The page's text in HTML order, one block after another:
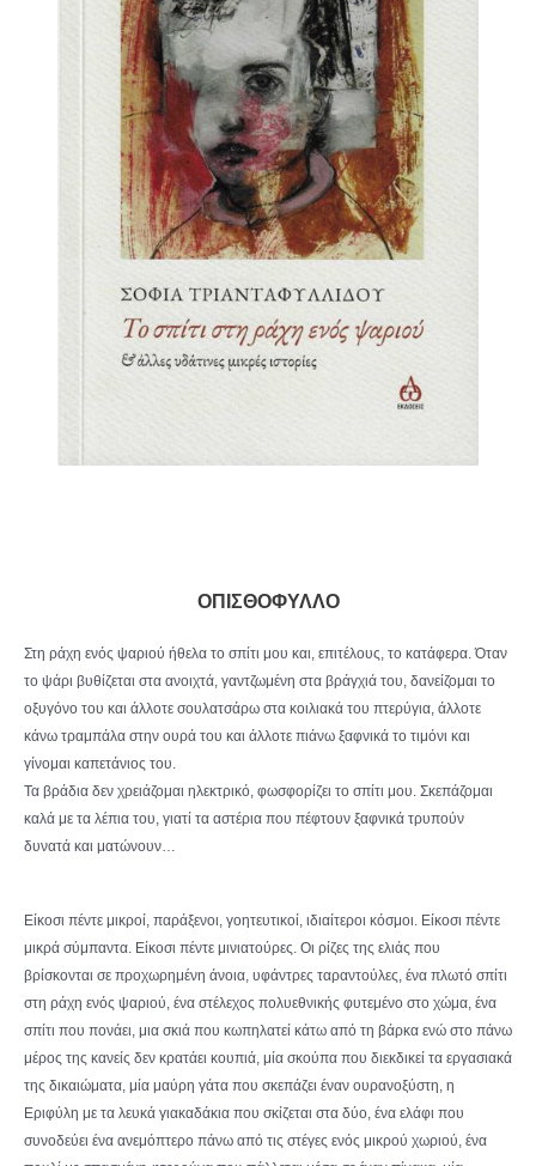
ΟΠΙΣΘΟΦΥΛΛΟ
Στη ράχη ενός ψαριού ήθελα το σπίτι μου και, επιτέλους, το κατάφερα. Όταν
το ψάρι βυθίζεται στα ανοιχτά, γαντζωμένη στα βράγχιά του, δανείζομαι το
οξυγόνο του και άλλοτε σουλατσάρω στα κοιλιακά του πτερύγια, άλλοτε
κάνω τραμπάλα στην ουρά του και άλλοτε πιάνω ξαφνικά το τιμόνι και
γίνομαι καπετάνιος του.
Τα βράδια δεν χρειάζομαι ηλεκτρικό, φωσφορίζει το σπίτι μου. Σκεπάζομαι
καλά με τα λέπια του, γιατί τα αστέρια που πέφτουν ξαφνικά τρυπούν
δυνατά και ματώνουν…
Είκοσι πέντε μικροί, παράξενοι, γοητευτικοί, ιδιαίτεροι κόσμοι. Είκοσι πέντε
μικρά σύμπαντα. Είκοσι πέντε μινιατούρες. Οι ρίζες της ελιάς που
βρίσκονται σε προχωρημένη άνοια, υφάντρες ταραντούλες, ένα πλωτό σπίτι
στη ράχη ενός ψαριού, ένα στέλεχος πολυεθνικής φυτεμένο στο χώμα, ένα
σπίτι που πονάει, μια σκιά που κωπηλατεί κάτω από τη βάρκα ενώ στο πάνω
μέρος της κανείς δεν κρατάει κουπιά, μία σκούπα που διεκδικεί τα εργασιακά
της δικαιώματα, μία μαύρη γάτα που σκεπάζει έναν ουρανοξύστη, η
Εριφύλη με τα λευκά γιακαδάκια που σκίζεται στα δύο, ένα ελάφι που
συνοδεύει ένα ανεμόπτερο πάνω από τις στέγες ενός μικρού χωριού, ένα